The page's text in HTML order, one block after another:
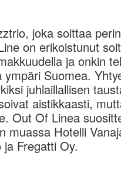
joka soittaa
on erikoistunut
ja onkin
ympäri Suomea.
juhlaillallisen
aistikkaasti,
Out Of Linea
muassa Hotelli
Fregatti Oy.